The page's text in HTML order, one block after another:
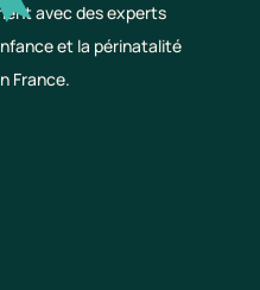
avec des experts
et la périnatalité
France.